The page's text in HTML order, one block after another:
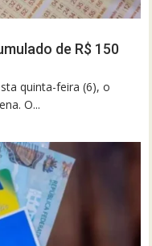
de R$ 150
quinta-feira (6), o
O...